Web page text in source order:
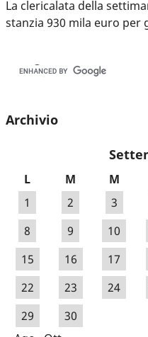
La clericalata della
stanzia 930 mila euro per
Archivio
L M M
1
2 3
8
9 10
15
16 17
22
23 24
29
30